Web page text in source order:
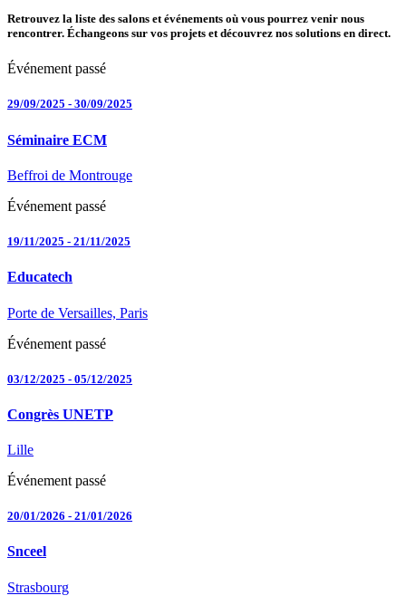
Retrouvez la liste des salons et événements où vous pourrez venir nous
rencontrer. Échangeons sur vos projets et découvrez nos solutions en direct.
Événement passé
29/09/2025 - 30/09/2025
Séminaire ECM
Beffroi de Montrouge
Événement passé
19/11/2025 - 21/11/2025
Educatech
Porte de Versailles, Paris
Événement passé
03/12/2025 - 05/12/2025
Congrès UNETP
Lille
Événement passé
20/01/2026 - 21/01/2026
Snceel
Strasbourg